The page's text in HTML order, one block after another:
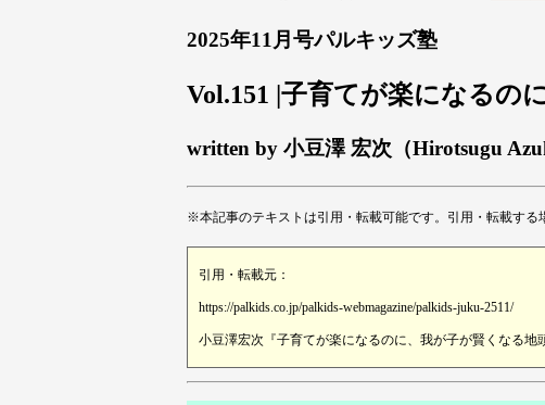
2025年11月号パルキッズ塾
Vol.151 |子育てが楽になるの
written by 小豆澤 宏次（Hirotsugu
※本記事のテキストは引用・転載可能です。引用・転載する
引用・転載元：
https://palkids.co.jp/palkids-webmagazine/palkids-juku-2511/
小豆澤宏次『子育てが楽になるのに、我が子が賢くなる地